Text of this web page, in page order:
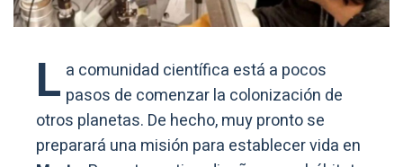
L a comunidad científica está a pocos
pasos de comenzar la colonización de
otros planetas. De hecho, muy pronto se
preparará una misión para establecer vida en